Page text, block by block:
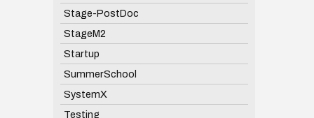
Stage-PostDoc
StageM2
Startup
SummerSchool
SystemX
Testing